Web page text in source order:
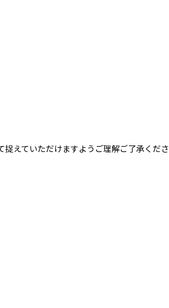
えていただけますようご理解ご了承くださ